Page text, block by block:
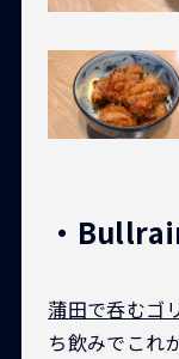
・
蒲田で呑むゴ
ち飲みでこれ